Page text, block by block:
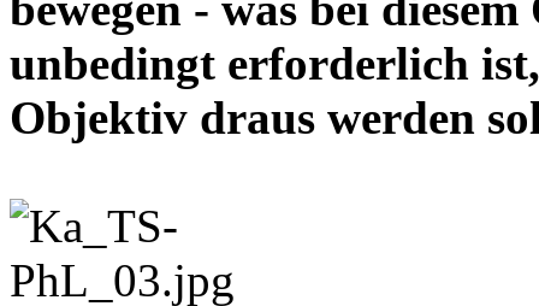
unbedingt erforderlich
Objektiv draus